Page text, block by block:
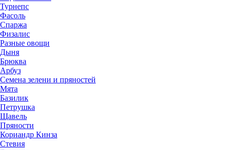
Турнепс
Фасоль
Спаржа
Физалис
Разные овощи
Дыня
Брюква
Арбуз
Семена зелени и пряностей
Мята
Базилик
Петрушка
Щавель
Пряности
Кориандр Кинза
Стевия